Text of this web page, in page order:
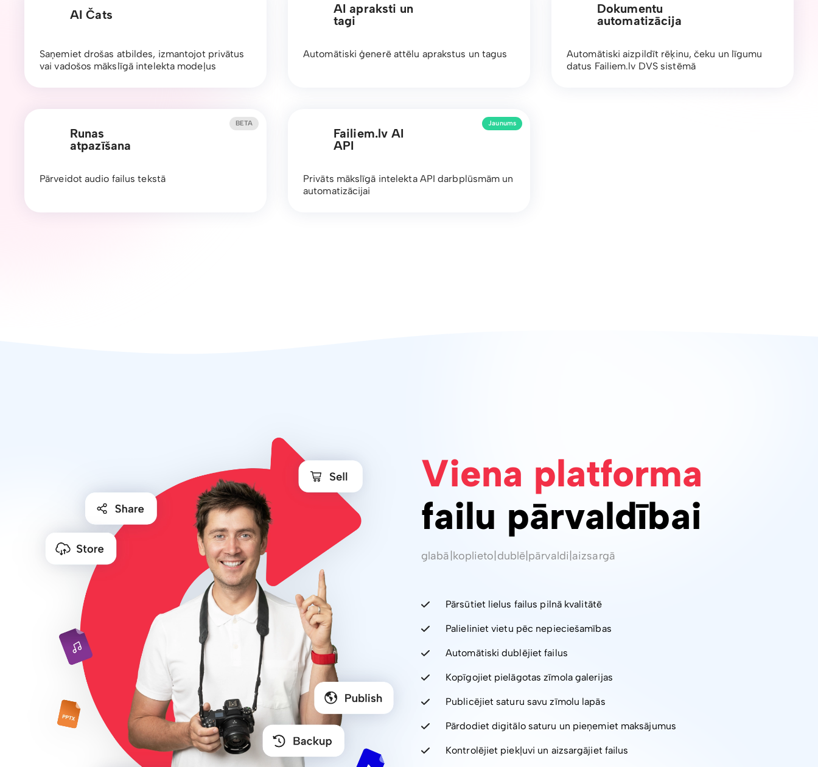
AI Čats
Saņemiet drošas atbildes, izmantojot privātus
vai vadošos mākslīgā intelekta modeļus
AI apraksti un
tagi
Automātiski ģenerē attēlu aprakstus un tagus
Dokumentu
automatizācija
Automātiski aizpildīt rēķinu, čeku un līgumu
datus Failiem.lv DVS sistēmā
Runas
atpazīšana
Pārveidot audio failus tekstā
BETA
Failiem.lv AI
API
Privāts mākslīgā intelekta API darbplūsmām un
automatizācijai
Jaunums
Viena platforma
failu pārvaldībai
glabā koplieto dublē pārvaldi aizsargā
Pārsūtiet lielus failus pilnā kvalitātē
Palieliniet vietu pēc nepieciešamības
Automātiski dublējiet failus
Kopīgojiet pielāgotas zīmola galerijas
Publicējiet saturu savu zīmolu lapās
Pārdodiet digitālo saturu un pieņemiet maksājumus
Kontrolējiet piekļuvi un aizsargājiet failus